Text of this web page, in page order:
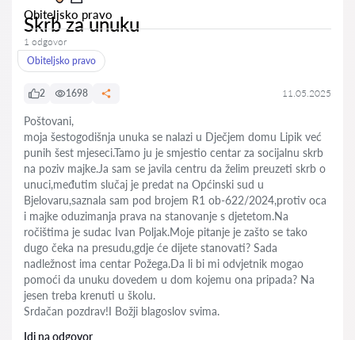
Obiteljsko pravo
Skrb za unuku
1 odgovor
Obiteljsko pravo
2 1698 11.05.2025
Poštovani,
moja šestogodišnja unuka se nalazi u Dječjem domu Lipik već
punih šest mjeseci.Tamo ju je smjestio centar za socijalnu skrb
na poziv majke.Ja sam se javila centru da želim preuzeti skrb o
unuci,međutim slučaj je predat na Općinski sud u
Bjelovaru,saznala sam pod brojem R1 ob-622/2024,protiv oca
i majke oduzimanja prava na stanovanje s djetetom.Na
ročištima je sudac Ivan Poljak.Moje pitanje je zašto se tako
dugo čeka na presudu,gdje će dijete stanovati? Sada
nadležnost ima centar Požega.Da li bi mi odvjetnik mogao
pomoći da unuku dovedem u dom kojemu ona pripada? Na
jesen treba krenuti u školu.
Srdačan pozdrav!I Božji blagoslov svima.
Idi na odgovor